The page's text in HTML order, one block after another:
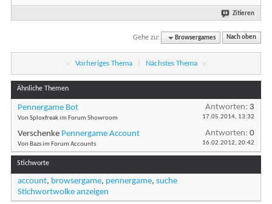
Zitieren
Gehe zu: Browsergames Nach oben
« Vorheriges Thema Nächstes Thema »
Ähnliche Themen
Pennergame Bot
Von Sploxfreak im Forum Showroom
Antworten: 3
17.05.2014, 13:32
Verschenke Pennergame Account
Von Bazs im Forum Accounts
Antworten: 0
16.02.2012, 20:42
Stichworte
account, browsergame, pennergame, suche
Stichwortwolke anzeigen